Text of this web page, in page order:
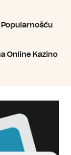
Popularnošću
Online Kazino